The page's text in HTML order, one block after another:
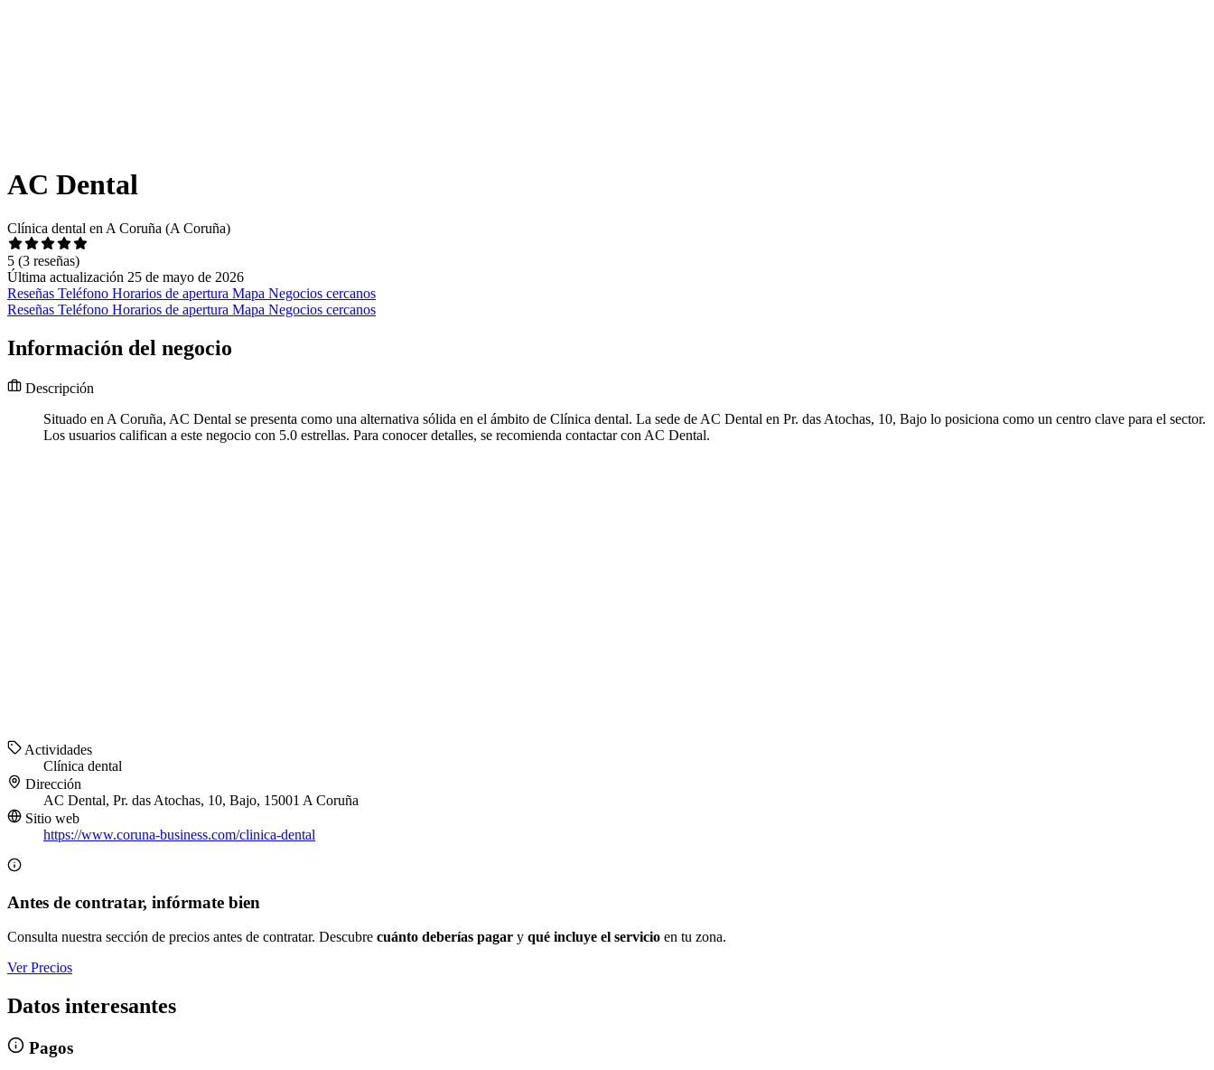
AC Dental
Clínica dental en A Coruña (A Coruña)
5 (3 reseñas)
Última actualización 25 de mayo de 2026
Reseñas Teléfono Horarios de apertura Mapa Negocios cercanos
Reseñas Teléfono Horarios de apertura Mapa Negocios cercanos
Información del negocio
Descripción
Situado en A Coruña, AC Dental se presenta como una alternativa sólida en el ámbito de Clínica dental. La sede de AC Dental en Pr. das Atochas, 10, Bajo lo posiciona como un centro clave para el sector.
Los usuarios califican a este negocio con 5.0 estrellas. Para conocer detalles, se recomienda contactar con AC Dental.
Actividades
Clínica dental
Dirección
AC Dental, Pr. das Atochas, 10, Bajo, 15001 A Coruña
Sitio web
https://www.coruna-business.com/clinica-dental
Antes de contratar, infórmate bien
Consulta nuestra sección de precios antes de contratar. Descubre cuánto deberías pagar y qué incluye el servicio en tu zona.
Ver Precios
Datos interesantes
Pagos